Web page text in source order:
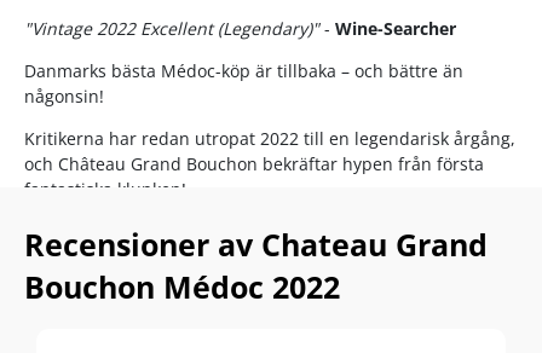
"Vintage 2022 Excellent (Legendary)"- Wine-Searcher
Danmarks bästa Médoc-köp är tillbaka – och bättre än
någonsin!
Kritikerna har redan utropat 2022 till en legendarisk årgång,
och Château Grand Bouchon bekräftar hypen från första
fantastiska klunken!
Ett sällsynt fynd från en utmärkt källare… Vi trodde att
denna populära Bordeaux var slut för gott. Men i en svalt
belägen källare nordväst om det berömda Saint-Estèphe har
Recensioner av Chateau Grand
Bouchon Médoc 2022